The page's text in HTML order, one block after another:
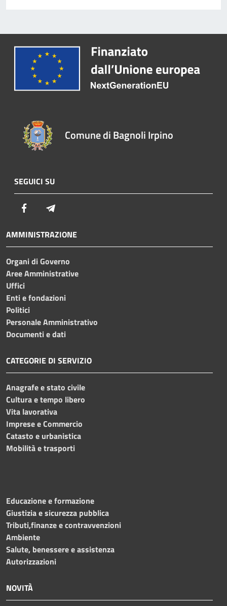
Comune di Bagnoli Irpino
SEGUICI SU
Facebook
AMMINISTRAZIONE
Organi di Governo
Aree Amministrative
Uffici
Enti e fondazioni
Politici
Personale Amministrativo
Documenti e dati
CATEGORIE DI SERVIZIO
Anagrafe e stato civile
Cultura e tempo libero
Vita lavorativa
Imprese e Commercio
Catasto e urbanistica
Mobilità e trasporti
Educazione e formazione
Giustizia e sicurezza pubblica
Tributi,finanze e contravvenzioni
Ambiente
Salute, benessere e assistenza
Autorizzazioni
NOVITÀ